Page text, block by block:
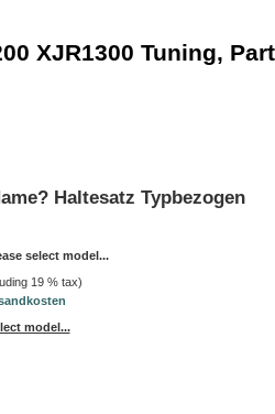
XJR1300 Tuning,
Haltesatz Typbezogen
select model...
19 % tax)
model...